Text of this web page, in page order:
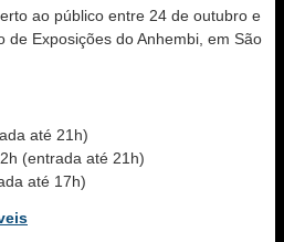
ao público entre 24 de outubro e
de Exposições do Anhembi, em São
até 21h)
(entrada até 21h)
até 17h)